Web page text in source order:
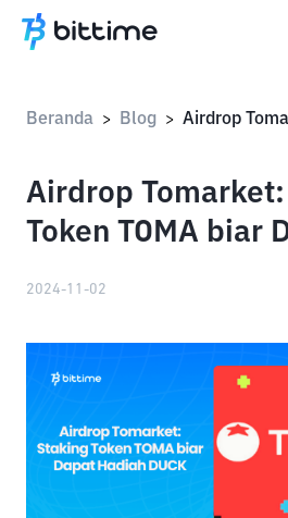
Beranda > Blog >
Airdrop
Token TOMA biar
2024-11-02